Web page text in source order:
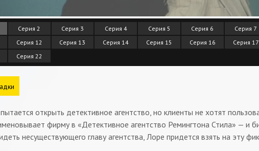
Серия 2 Серия 3 Серия 4 Серия 5 Серия 6 Серия 7
Серия 12 Серия 13 Серия 14 Серия 15 Серия 16 Серия 17
Серия 22
открыть детективное агентство, но клиенты не хотят
фирму в «Детективное агентство Ремингтона Стила» — и
несуществующего главу агентства, Лоре придется взять на эту